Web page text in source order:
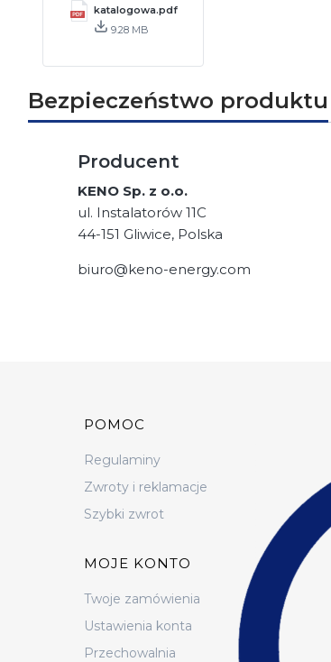
katalogowa.pdf
9.28 MB
Bezpieczeństwo produktu
Producent
KENO Sp. z o.o.
ul. Instalatorów 11C
44-151 Gliwice, Polska
biuro@keno-energy.com
Linki w stopce
POMOC
Regulaminy
Zwroty i reklamacje
Szybki zwrot
MOJE KONTO
Twoje zamówienia
Ustawienia konta
Przechowalnia